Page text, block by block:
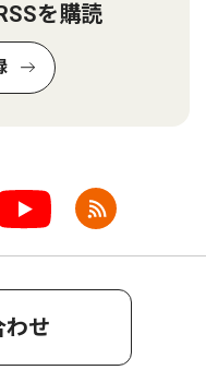
を購読
わせ